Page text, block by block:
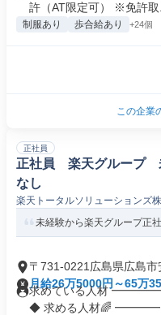
許（AT限定可） ※免許取
制服あり 歩合給あり +24個
この企業
正社員
正社員 楽天グループ
なし
楽天トータルソリューションズ
未経験から楽天グループ正
〒731-0221広島県広島市
月給26万5000円～65万
求めている人材
◆ 求める人材🌈